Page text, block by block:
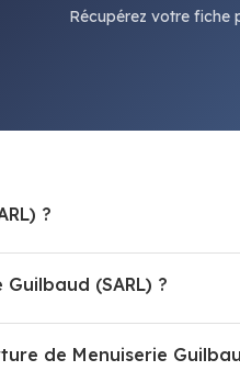
Récupérez votre fiche
?
(SARL) ?
de Menuiserie